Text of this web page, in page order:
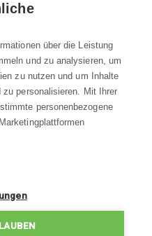
Fr 8:00—16:00 Uhr
über die Leistung
und zu analysieren, um
zu nutzen und um Inhalte
personalisieren. Mit Ihrer
personenbezogene